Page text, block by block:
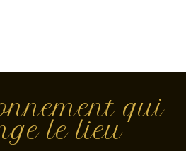
qui
le lieu